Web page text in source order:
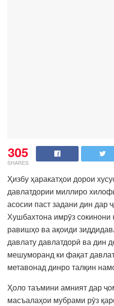
305
SHARES
Ҳизбу ҳаракатҳои дорои
давлатдории миллиро
асосии паст задани дин дар
Хушбахтона имрӯз
равишҳо ва ақоиди
давлату давлатдорӣ ва дин
мешуморанд ки фақат
метавонад динро талқин
Ҳоло таъмини амният дар
масъалаҳои мубрами рӯз